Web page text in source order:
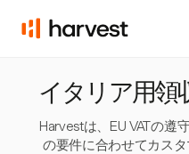
イタリア用領
Harvestは、EU VATの遵
の要件に合わせてカス